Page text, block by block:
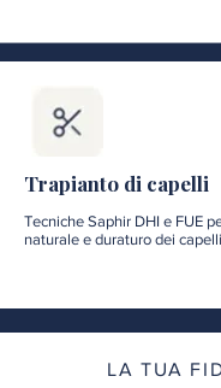
Trapianto di capelli
Tecniche Saphir DHI e FUE
naturale e duraturo dei
LA TUA